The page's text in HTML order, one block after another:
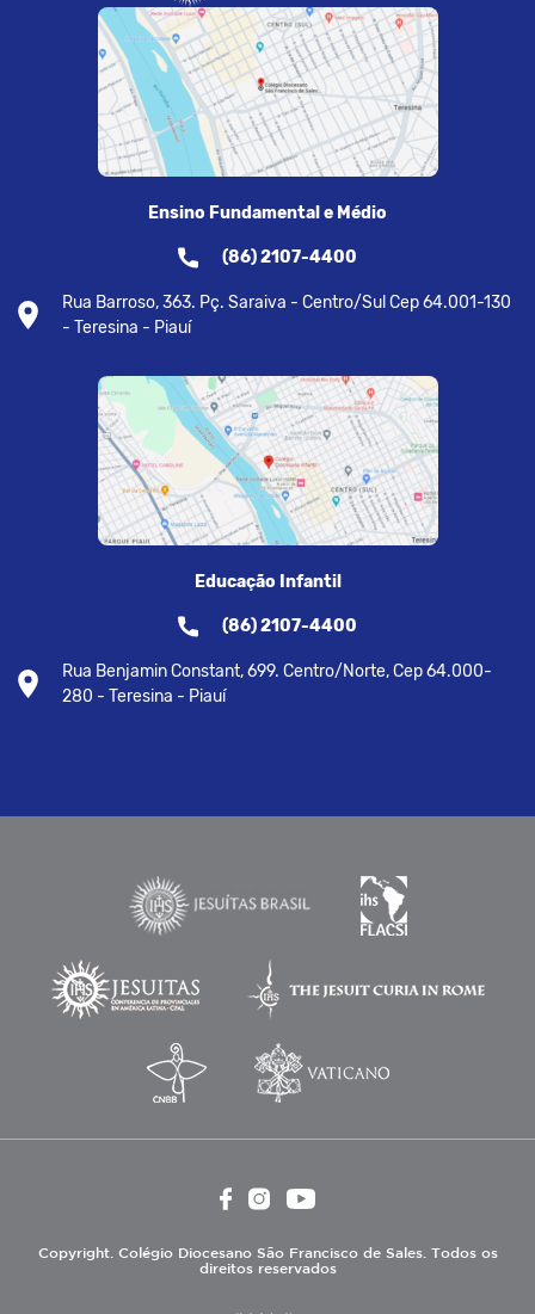
Ensino Fundamental e Médio
(86) 2107-4400
Rua Barroso, 363. Pç. Saraiva - Centro/Sul Cep 64.001-130
- Teresina - Piauí
Educação Infantil
(86) 2107-4400
Rua Benjamin Constant, 699. Centro/Norte, Cep 64.000-
280 - Teresina - Piauí
Copyright. Colégio Diocesano São Francisco de Sales. Todos os
direitos reservados